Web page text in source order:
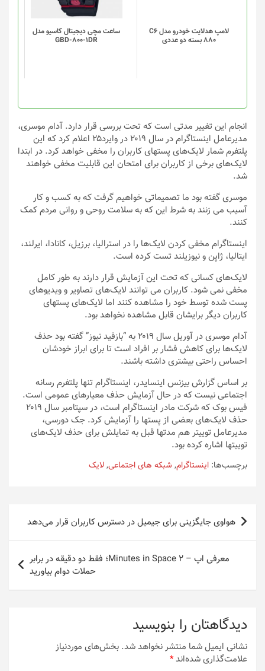
لامپ هدلایت خودرو مدل C6
880 بسته دو عددی
ساعت مچی دیجیتال کاسیو مدل
GBD-800-1DR
انجام این تغییر مدتی است که تحت بررسی قرار دارد. آدام موسری،
مدیرعامل اینستاگرام در سال ۲۰۱۹ در وایرد۲۵ اعلام کرد که این
پلتفرم شمار لایک‌های پستهای کاربران را مخفی خواهد کرد. در ابتدا
لایک‌های برخی از کاربران برای امتحان این قابلیت مخفی خواهند
شد.
موسری گفته بود ما تصمیماتی خواهیم گرفت که به کسب و کار
آسیب می زنند به شرط این که به سلامت روحی و روانی مردم کمک
کنند.
اینستاگرام مخفی کردن لایک‌ها را در استرالیا، برزیل، کانادا، ایرلند،
ایتالیا، ژاپن و نیوزیلند تست کرده است.
لایک‌های کسانی که تحت این آزمایش قرار دارند به طور کامل
مخفی نمی شود. کاربران می توانند لایک‌های تصاویر و ویدیوهای
پست شده توسط خود را مشاهده کنند اما لایک‌های پستهای
کاربران دیگر برایشان قابل مشاهده نخواهد بود.
آدام موسری در آوریل سال ۲۰۱۹ به “بازفید نیوز” گفته بود حذف
لایک‌ها برای کاهش فشار بر افراد است تا برای ابراز خودشان
احساس راحتی بیشتری داشته باشند.
بر اساس گزارش بیزنس اینسایدر، اینستاگرام تنها پلتفرم رسانه
اجتماعی نیست که در حال آزمایش حذف معیارهای عمومی است.
فیس بوک که شرکت مادر اینستاگرام است، در سپتامبر سال ۲۰۱۹
حذف لایک‌های بعضی از پستها را آزمایش کرد. جک دورسی،
مدیرعامل توییتر هم مدتها قبل به تمایلش برای حذف لایک‌های
توییتها اشاره کرده بود.
برچسب‌ها: اینستاگرام, شبکه های اجتماعی,لایک
راهبری
نوشته
هواوی جایگزینی برای جیمیل در دسترس کاربران قرار می‌دهد
معرفی اپ – 2 Minutes in Space؛ فقط دو دقیقه در برابر
حملات دوام بیاورید
دیدگاهتان را بنویسید
نشانی ایمیل شما منتشر نخواهد شد. بخش‌های موردنیاز
علامت‌گذاری شده‌اند*